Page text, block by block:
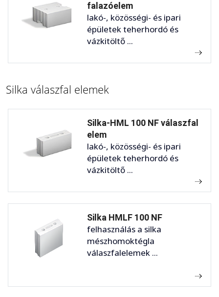
falazóelem
lakó-, közösségi- és ipari
épületek teherhordó és
vázkitöltő ...
Silka válaszfal elemek
Silka-HML 100 NF válaszfal
elem
lakó-, közösségi- és ipari
épületek teherhordó és
vázkitöltő ...
Silka HMLF 100 NF
felhasználás a silka
mészhomoktégla
válaszfalelemek ...